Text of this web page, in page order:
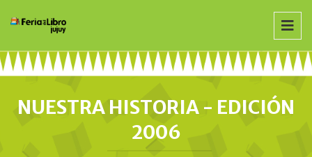
NUESTRA HISTORIA - EDICIÓN
2006